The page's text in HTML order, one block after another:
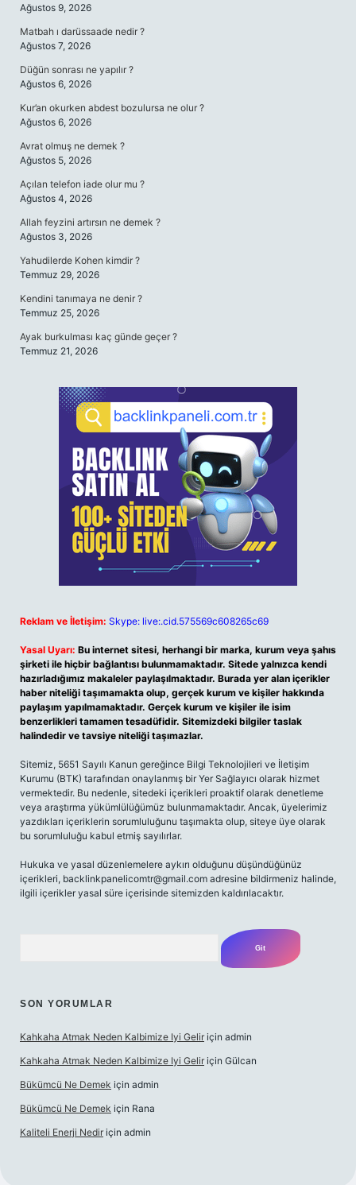
Ağustos 9, 2026
Matbah ı darüssaade nedir ?
Ağustos 7, 2026
Düğün sonrası ne yapılır ?
Ağustos 6, 2026
Kur’an okurken abdest bozulursa ne olur ?
Ağustos 6, 2026
Avrat olmuş ne demek ?
Ağustos 5, 2026
Açılan telefon iade olur mu ?
Ağustos 4, 2026
Allah feyzini artırsın ne demek ?
Ağustos 3, 2026
Yahudilerde Kohen kimdir ?
Temmuz 29, 2026
Kendini tanımaya ne denir ?
Temmuz 25, 2026
Ayak burkulması kaç günde geçer ?
Temmuz 21, 2026
Reklam ve İletişim: Skype: live:.cid.575569c608265c69
Yasal Uyarı: Bu internet sitesi, herhangi bir marka, kurum veya şahıs
şirketi ile hiçbir bağlantısı bulunmamaktadır. Sitede yalnızca kendi
hazırladığımız makaleler paylaşılmaktadır. Burada yer alan içerikler
haber niteliği taşımamakta olup, gerçek kurum ve kişiler hakkında
paylaşım yapılmamaktadır. Gerçek kurum ve kişiler ile isim
benzerlikleri tamamen tesadüfidir. Sitemizdeki bilgiler taslak
halindedir ve tavsiye niteliği taşımazlar.
Sitemiz, 5651 Sayılı Kanun gereğince Bilgi Teknolojileri ve İletişim
Kurumu (BTK) tarafından onaylanmış bir Yer Sağlayıcı olarak hizmet
vermektedir. Bu nedenle, sitedeki içerikleri proaktif olarak denetleme
veya araştırma yükümlülüğümüz bulunmamaktadır. Ancak, üyelerimiz
yazdıkları içeriklerin sorumluluğunu taşımakta olup, siteye üye olarak
bu sorumluluğu kabul etmiş sayılırlar.
Hukuka ve yasal düzenlemelere aykırı olduğunu düşündüğünüz
içerikleri, backlinkpanelicomtr@gmail.com adresine bildirmeniz halinde,
ilgili içerikler yasal süre içerisinde sitemizden kaldırılacaktır.
SON YORUMLAR
Kahkaha Atmak Neden Kalbimize Iyi Gelir için admin
Kahkaha Atmak Neden Kalbimize Iyi Gelir için Gülcan
Bükümcü Ne Demek için admin
Bükümcü Ne Demek için Rana
Kaliteli Enerji Nedir için admin